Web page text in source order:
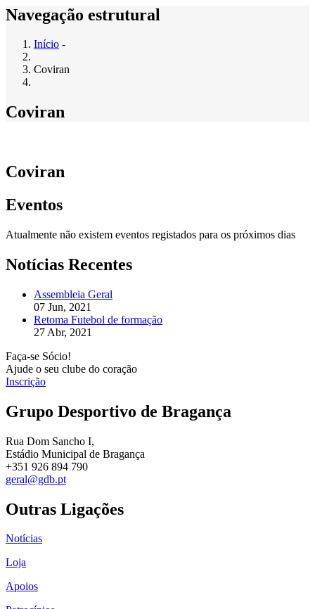
Navegação estrutural
Início -
Coviran
Coviran
Coviran
Eventos
Atualmente não existem eventos registados para os próximos dias
Notícias Recentes
Assembleia Geral
07 Jun, 2021
Retoma Futebol de formação
27 Abr, 2021
Faça-se Sócio!
Ajude o seu clube do coração
Inscrição
Grupo Desportivo de Bragança
Rua Dom Sancho I,
Estádio Municipal de Bragança
+351 926 894 790
geral@gdb.pt
Outras Ligações
Notícias
Loja
Apoios